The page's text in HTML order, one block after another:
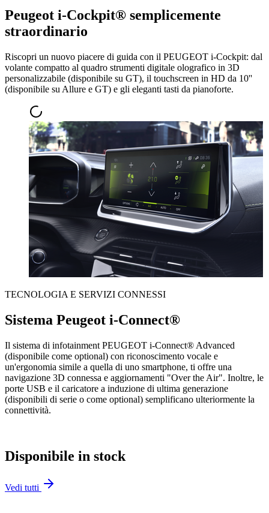
Peugeot i-Cockpit® semplicemente
straordinario
Riscopri un nuovo piacere di guida con il PEUGEOT i-Cockpit: dal
volante compatto al quadro strumenti digitale olografico in 3D
personalizzabile (disponibile su GT), il touchscreen in HD da 10''
(disponibile su Allure e GT) e gli eleganti tasti da pianoforte.
TECNOLOGIA E SERVIZI CONNESSI
Sistema Peugeot i-Connect®
Il sistema di infotainment PEUGEOT i-Connect® Advanced
(disponibile come optional) con riconoscimento vocale e
un'ergonomia simile a quella di uno smartphone, ti offre una
navigazione 3D connessa e aggiornamenti "Over the Air". Inoltre, le
porte USB e il caricatore a induzione di ultima generazione
(disponibili di serie o come optional) semplificano ulteriormente la
connettività.
Disponibile in stock
Vedi tutti